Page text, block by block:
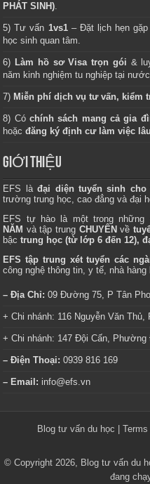
PHÁT SINH).
5) Tư vấn 1vs1– Đặt lịch hẹn
học sinh quan tâm.
6) Làm hồ sơ Visa trọn gói &
năm kinh nghiệm tu nghiệp tại
7) Miễn phí dịch vụ tư vấn, kiểm
8) Cóchính sách mang cả gia
hoặcđăng ký định cư làm việc
GIỚI THIỆU
EFS làđại diện tuyển sinh
trường trung học, cao đẳng và đại
EFS tự hào là một trong
NĂM và tập trung CHUYÊN về
bậctrung học (từ lớp 6 đến 12),
EFS tập trung xét tuyển các
công nghệ thông tin, y tế, nhà
– Địa Chỉ: 09 Đường 75, P Tân
+ Chi nhánh: 116 Nguyễn Văn
+ Chi nhánh: 147 Đội Cấn,
– Điện Thoại: 0939 816 169
– Email: info@efs.vn
Blog tư vấn du học
© Copyright 2026, Blog tư vấn du
đang